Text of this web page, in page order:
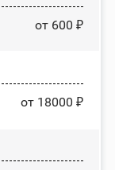
от 600 ₽
от 18000 ₽